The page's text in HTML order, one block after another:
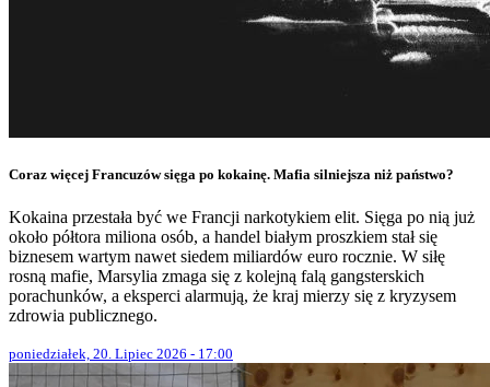
Coraz więcej Francuzów sięga po kokainę. Mafia silniejsza niż państwo?
Kokaina przestała być we Francji narkotykiem elit. Sięga po nią już
około półtora miliona osób, a handel białym proszkiem stał się
biznesem wartym nawet siedem miliardów euro rocznie. W siłę
rosną mafie, Marsylia zmaga się z kolejną falą gangsterskich
porachunków, a eksperci alarmują, że kraj mierzy się z kryzysem
zdrowia publicznego.
poniedziałek, 20. Lipiec 2026 - 17:00